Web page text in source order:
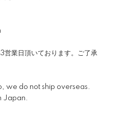
営業日頂いております。ご了承
we do not ship overseas.
Japan.